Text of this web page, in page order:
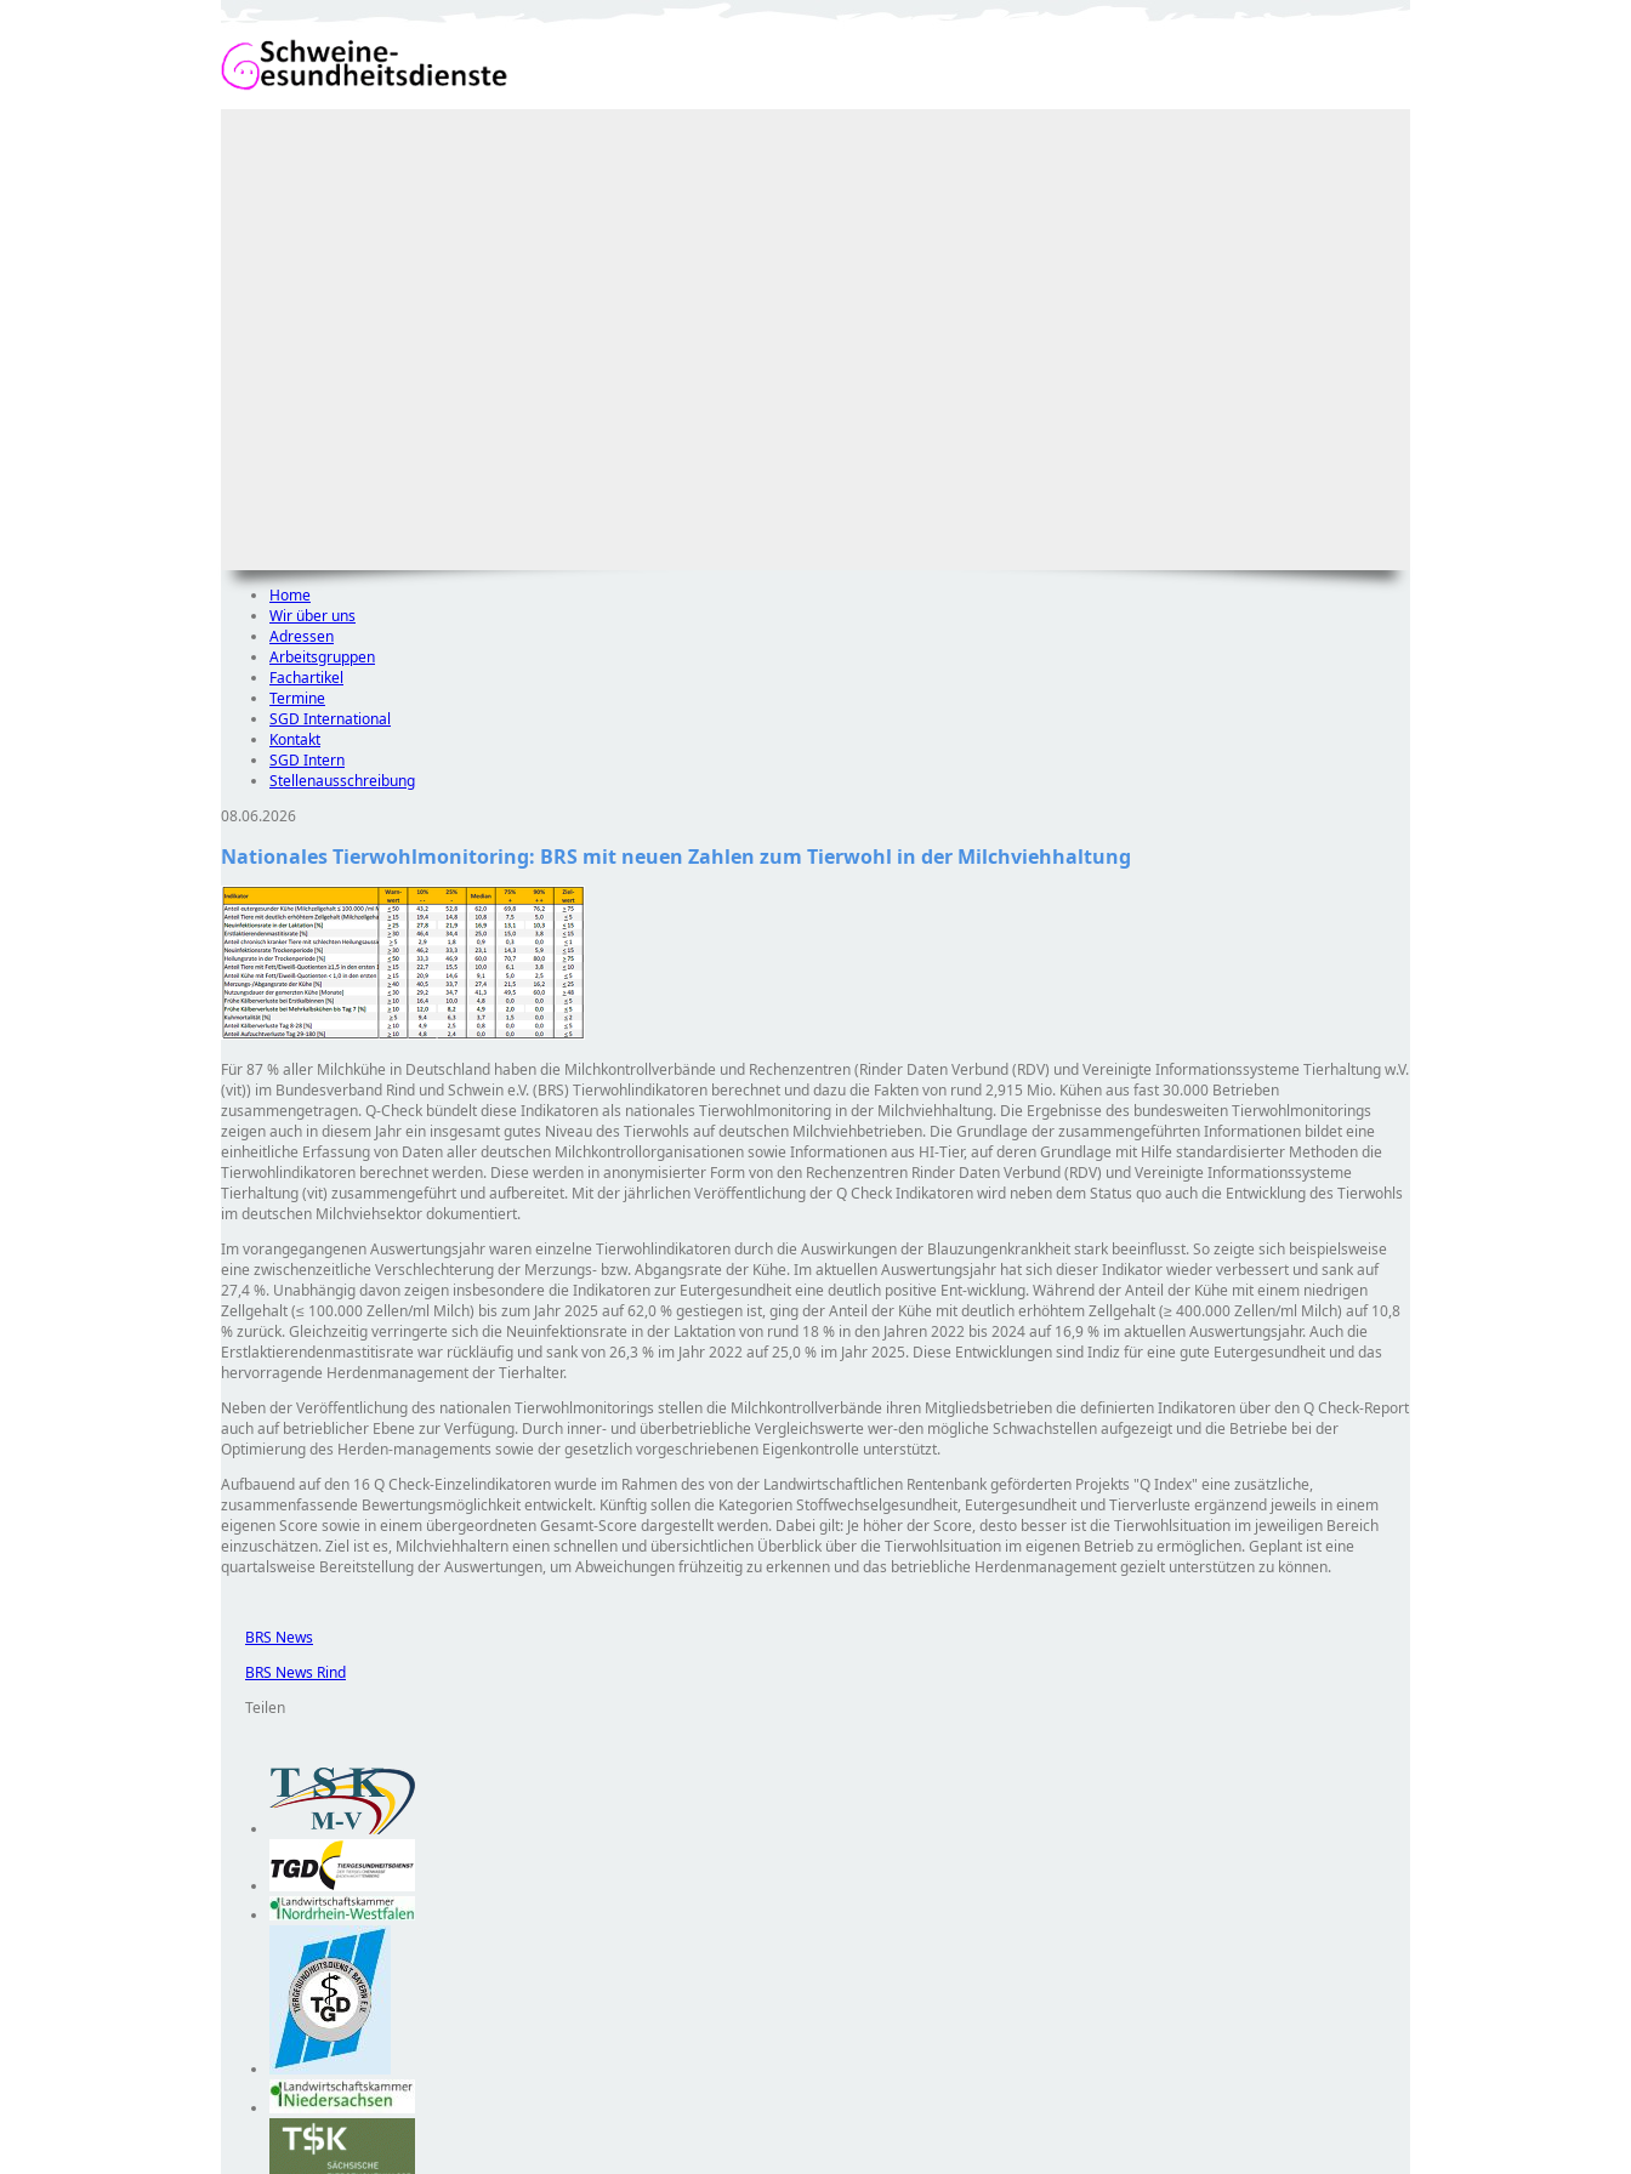
Home
Wir über uns
Adressen
Arbeitsgruppen
Fachartikel
Termine
SGD International
Kontakt
SGD Intern
Stellenausschreibung
08.06.2026
Nationales Tierwohlmonitoring: BRS mit neuen Zahlen zum Tierwohl in der Milchviehhaltung
Für 87 % aller Milchkühe in Deutschland haben die Milchkontrollverbände und Rechenzentren (Rinder Daten Verbund (RDV) und Vereinigte Informationssysteme Tierhaltung w.V.
(vit)) im Bundesverband Rind und Schwein e.V. (BRS) Tierwohlindikatoren berechnet und dazu die Fakten von rund 2,915 Mio. Kühen aus fast 30.000 Betrieben
zusammengetragen. Q-Check bündelt diese Indikatoren als nationales Tierwohlmonitoring in der Milchviehhaltung. Die Ergebnisse des bundesweiten Tierwohlmonitorings
zeigen auch in diesem Jahr ein insgesamt gutes Niveau des Tierwohls auf deutschen Milchviehbetrieben. Die Grundlage der zusammengeführten Informationen bildet eine
einheitliche Erfassung von Daten aller deutschen Milchkontrollorganisationen sowie Informationen aus HI-Tier, auf deren Grundlage mit Hilfe standardisierter Methoden die
Tierwohlindikatoren berechnet werden. Diese werden in anonymisierter Form von den Rechenzentren Rinder Daten Verbund (RDV) und Vereinigte Informationssysteme
Tierhaltung (vit) zusammengeführt und aufbereitet. Mit der jährlichen Veröffentlichung der Q Check Indikatoren wird neben dem Status quo auch die Entwicklung des Tierwohls
im deutschen Milchviehsektor dokumentiert.
Im vorangegangenen Auswertungsjahr waren einzelne Tierwohlindikatoren durch die Auswirkungen der Blauzungenkrankheit stark beeinflusst. So zeigte sich beispielsweise
eine zwischenzeitliche Verschlechterung der Merzungs- bzw. Abgangsrate der Kühe. Im aktuellen Auswertungsjahr hat sich dieser Indikator wieder verbessert und sank auf
27,4 %. Unabhängig davon zeigen insbesondere die Indikatoren zur Eutergesundheit eine deutlich positive Ent-wicklung. Während der Anteil der Kühe mit einem niedrigen
Zellgehalt (≤ 100.000 Zellen/ml Milch) bis zum Jahr 2025 auf 62,0 % gestiegen ist, ging der Anteil der Kühe mit deutlich erhöhtem Zellgehalt (≥ 400.000 Zellen/ml Milch) auf 10,8
% zurück. Gleichzeitig verringerte sich die Neuinfektionsrate in der Laktation von rund 18 % in den Jahren 2022 bis 2024 auf 16,9 % im aktuellen Auswertungsjahr. Auch die
Erstlaktierendenmastitisrate war rückläufig und sank von 26,3 % im Jahr 2022 auf 25,0 % im Jahr 2025. Diese Entwicklungen sind Indiz für eine gute Eutergesundheit und das
hervorragende Herdenmanagement der Tierhalter.
Neben der Veröffentlichung des nationalen Tierwohlmonitorings stellen die Milchkontrollverbände ihren Mitgliedsbetrieben die definierten Indikatoren über den Q Check-Report
auch auf betrieblicher Ebene zur Verfügung. Durch inner- und überbetriebliche Vergleichswerte wer-den mögliche Schwachstellen aufgezeigt und die Betriebe bei der
Optimierung des Herden-managements sowie der gesetzlich vorgeschriebenen Eigenkontrolle unterstützt.
Aufbauend auf den 16 Q Check-Einzelindikatoren wurde im Rahmen des von der Landwirtschaftlichen Rentenbank geförderten Projekts Q Index eine zusätzliche,
zusammenfassende Bewertungsmöglichkeit entwickelt. Künftig sollen die Kategorien Stoffwechselgesundheit, Eutergesundheit und Tierverluste ergänzend jeweils in einem
eigenen Score sowie in einem übergeordneten Gesamt-Score dargestellt werden. Dabei gilt: Je höher der Score, desto besser ist die Tierwohlsituation im jeweiligen Bereich
einzuschätzen. Ziel ist es, Milchviehhaltern einen schnellen und übersichtlichen Überblick über die Tierwohlsituation im eigenen Betrieb zu ermöglichen. Geplant ist eine
quartalsweise Bereitstellung der Auswertungen, um Abweichungen frühzeitig zu erkennen und das betriebliche Herdenmanagement gezielt unterstützen zu können.
BRS News
BRS News Rind
Teilen